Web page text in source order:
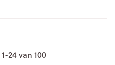
1-24van 100